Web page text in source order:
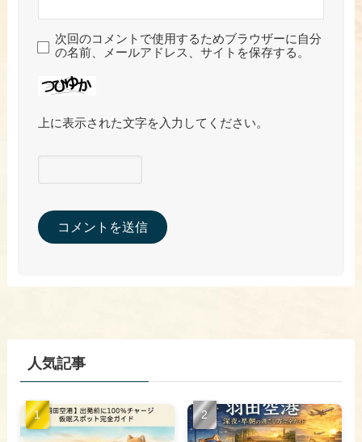
次回のコメントで使用するためブラウザーに自分
の名前、メールアドレス、サイトを保存する。
上に表示された文字を入力してください。
人気記事